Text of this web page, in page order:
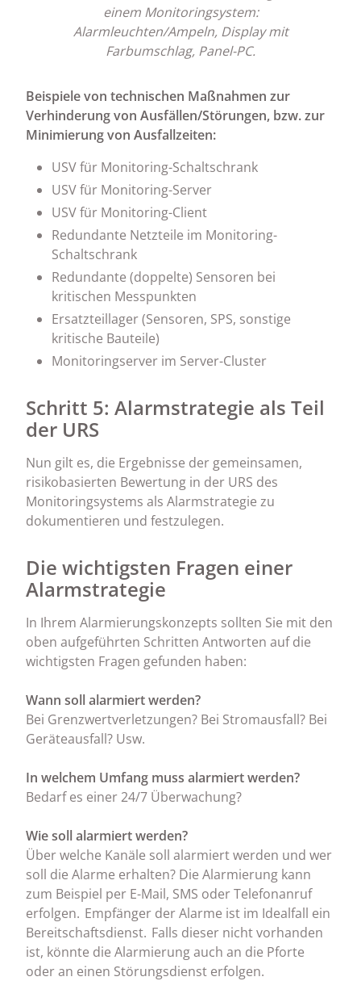
einem Monitoringsystem:
Alarmleuchten/Ampeln, Display mit
Farbumschlag, Panel-PC.
Beispiele von technischen Maßnahmen zur
Verhinderung von Ausfällen/Störungen, bzw. zur
Minimierung von Ausfallzeiten:
USV für Monitoring-Schaltschrank
USV für Monitoring-Server
USV für Monitoring-Client
Redundante Netzteile im Monitoring-
Schaltschrank
Redundante (doppelte) Sensoren bei
kritischen Messpunkten
Ersatzteillager (Sensoren, SPS, sonstige
kritische Bauteile)
Monitoringserver im Server-Cluster
Schritt 5: Alarmstrategie als Teil
der URS
Nun gilt es, die Ergebnisse der gemeinsamen,
risikobasierten Bewertung in der URS des
Monitoringsystems als Alarmstrategie zu
dokumentieren und festzulegen.
Die wichtigsten Fragen einer
Alarmstrategie
In Ihrem Alarmierungskonzepts sollten Sie mit den
oben aufgeführten Schritten Antworten auf die
wichtigsten Fragen gefunden haben:
Wann soll alarmiert werden?
Bei Grenzwertverletzungen? Bei Stromausfall? Bei
Geräteausfall? Usw.
In welchem Umfang muss alarmiert werden?
Bedarf es einer 24/7 Überwachung?
Wie soll alarmiert werden?
Über welche Kanäle soll alarmiert werden und wer
soll die Alarme erhalten? Die Alarmierung kann
zum Beispiel per E-Mail, SMS oder Telefonanruf
erfolgen. Empfänger der Alarme ist im Idealfall ein
Bereitschaftsdienst. Falls dieser nicht vorhanden
ist, könnte die Alarmierung auch an die Pforte
oder an einen Störungsdienst erfolgen.